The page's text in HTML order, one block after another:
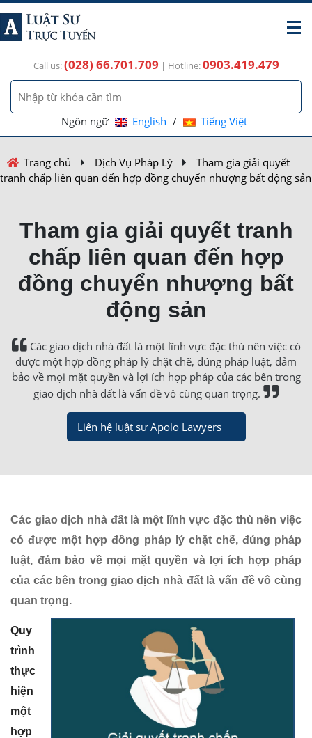
Call us:(028) 66.701.709 | Hotline:0903.419.479
Ngôn ngữ English / Tiếng Việt
Trang chủ Dịch Vụ Pháp Lý
Tham gia giải quyết
tranh chấp liên quan đến hợp đồng chuyển nhượng bất động sản
Tham gia giải quyết tranh
chấp liên quan đến hợp
đồng chuyển nhượng bất
động sản
Các giao dịch nhà đất là một lĩnh vực đặc thù nên việc có
được một hợp đồng pháp lý chặt chẽ, đúng pháp luật, đảm
bảo về mọi mặt quyền và lợi ích hợp pháp của các bên trong
giao dịch nhà đất là vấn đề vô cùng quan trọng.
Liên hệ luật sư Apolo Lawyers
Các giao dịch nhà đất là một lĩnh vực đặc thù nên việc
có được một hợp đồng pháp lý chặt chẽ, đúng pháp
luật, đảm bảo về mọi mặt quyền và lợi ích hợp pháp
của các bên trong giao dịch nhà đất là vấn đề vô cùng
quan trọng.
Quy
trình
thực
hiện
một
hợp